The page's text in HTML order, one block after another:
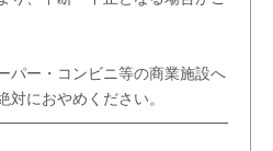
パー・コンビニ等の商業施設へ
対におやめください。